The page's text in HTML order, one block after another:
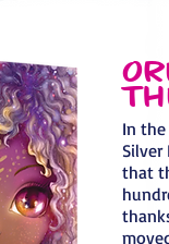
In
that